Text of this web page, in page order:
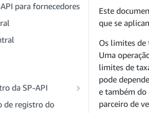
SP-API em produção
aplicativo
aplicativo
com vendedores
na Rede de
para fornecedores
da SP-API
de registro do
Este
que se
Os limites de
Uma
limites de
pode
e também do
parceiro de